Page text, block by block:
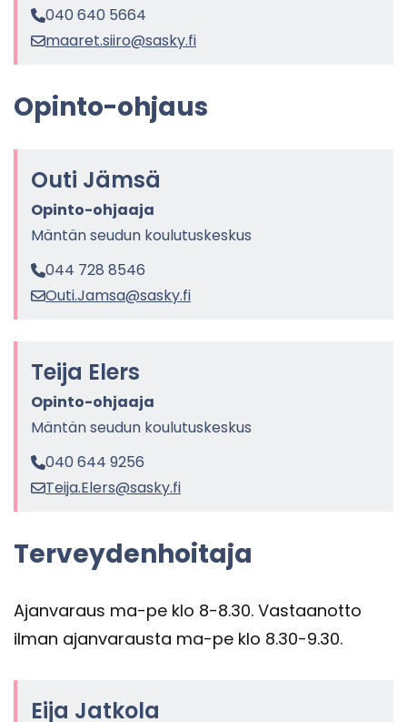
040 640 5664
maa­ret.siiro@sasky.fi
Opinto-​ohjaus
Outi Jämsä
Opinto-​ohjaaja
Män­tän seu­dun kou­lu­tus­kes­kus
044 728 8546
Outi.Jamsa@sasky.fi
Teija Elers
Opinto-​ohjaaja
Män­tän seu­dun kou­lu­tus­kes­kus
040 644 9256
Teija.Elers@sasky.fi
Ter­vey­den­hoi­ta­ja
Ajan­va­raus ma-pe klo 8-8.30. Vas­taan­ot­to
ilman ajan­va­raus­ta ma-pe klo 8.30-9.30.
Eija Jat­ko­la